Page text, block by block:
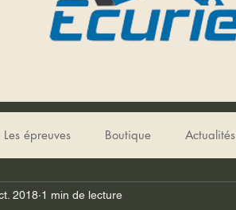
Fréteval Rallye de la Vallée du Cher
2018 1 min de lecture
Les épreuves Boutique Actualités